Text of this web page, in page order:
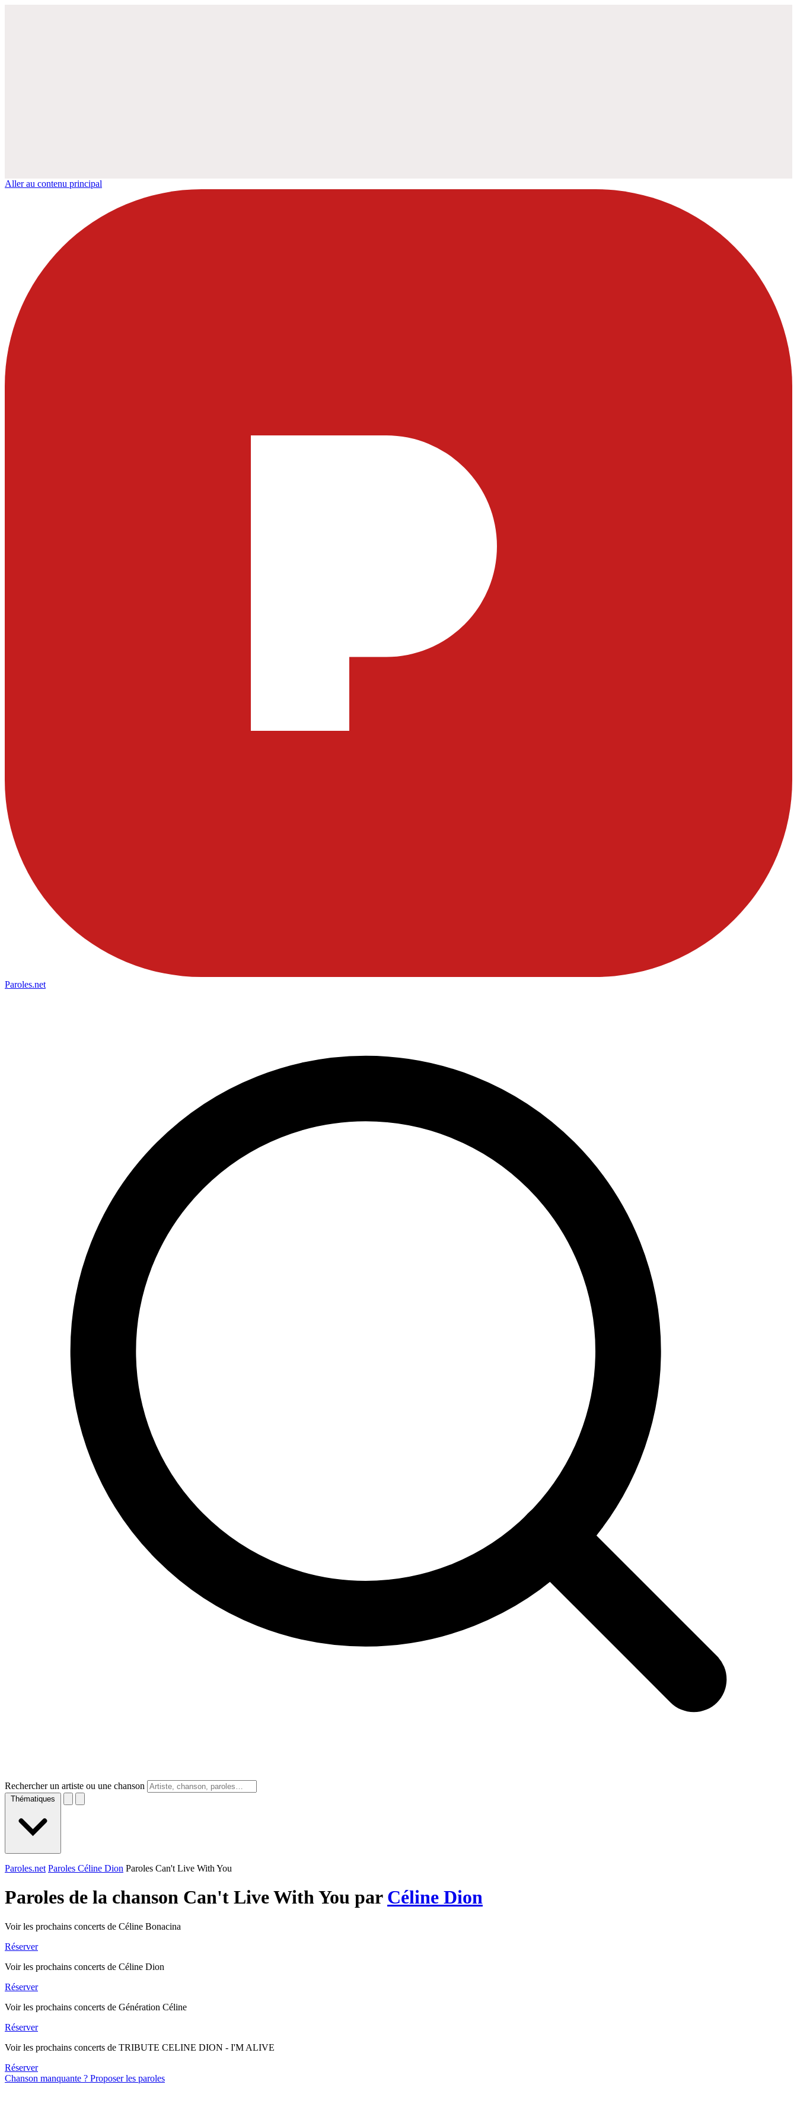
Aller au contenu principal
Paroles.net
Rechercher un artiste ou une chanson
Thématiques
Paroles.net Paroles Céline Dion Paroles Can't Live With You
Paroles de la chanson Can't Live With You par Céline Dion
Voir les prochains concerts de Céline Bonacina
Réserver
Voir les prochains concerts de Céline Dion
Réserver
Voir les prochains concerts de Génération Céline
Réserver
Voir les prochains concerts de TRIBUTE CELINE DION - I'M ALIVE
Réserver
Chanson manquante ? Proposer les paroles